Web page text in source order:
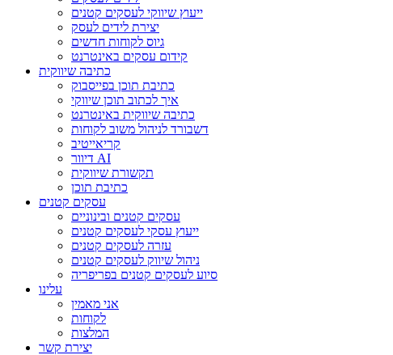
ייעוץ שיווקי לעסקים קטנים
יצירת לידים לעסק
גיוס לקוחות חדשים
קידום עסקים באינטרנט
כתיבה שיווקית
כתיבת תוכן בפייסבוק
איך לכתוב תוכן שיווקי
כתיבה שיווקית באינטרנט
דשבורד לניהול משוב לקוחות
קריאייטיב
דיוור AI
תקשורת שיווקית
כתיבת תוכן
עסקים קטנים
עסקים קטנים ובינוניים
ייעוץ עסקי לעסקים קטנים
עזרה לעסקים קטנים
ניהול שיווק לעסקים קטנים
סיוע לעסקים קטנים בפריפריה
עלינו
אני מאמין
לקוחות
המלצות
יצירת קשר